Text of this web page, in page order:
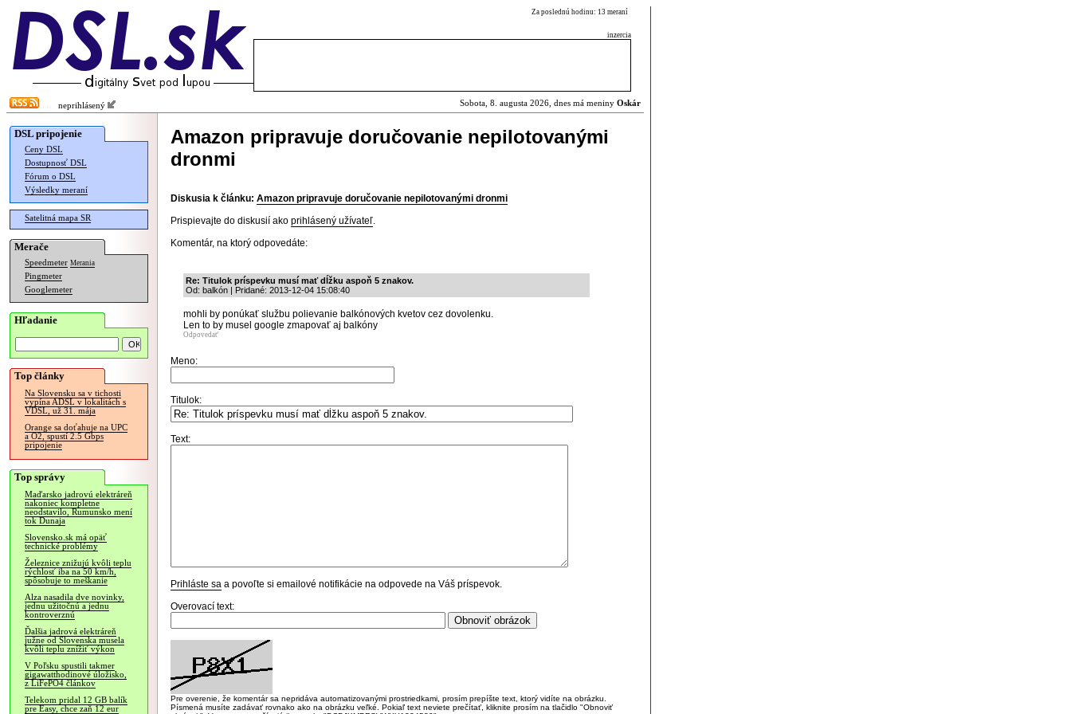
Za poslednú hodinu: 13 meraní
inzercia
neprihlásený Sobota, 8. augusta 2026, dnes má meniny Oskár
DSL pripojenie
Ceny DSL
Dostupnosť DSL
Fórum o DSL
Výsledky meraní
Satelitná mapa SR
Merače
Speedmeter Merania
Pingmeter
Googlemeter
Hľadanie
Top články
Na Slovensku sa v tichosti
vypína ADSL v lokalitách s
VDSL, už 31. mája
Orange sa doťahuje na UPC
a O2, spustí 2.5 Gbps
pripojenie
Top správy
Maďarsko jadrovú elektráreň
nakoniec kompletne
neodstavilo, Rumunsko mení
tok Dunaja
Slovensko.sk má opäť
technické problémy
Železnice znižujú kvôli teplu
rýchlosť iba na 50 km/h,
spôsobuje to meškanie
Alza nasadila dve novinky,
jednu užitočnú a jednu
kontroverznú
Ďalšia jadrová elektráreň
južne od Slovenska musela
kvôli teplu znížiť výkon
V Poľsku spustili takmer
gigawatthodinové úložisko,
z LiFePO4 článkov
Telekom pridal 12 GB balík
pre Easy, chce zaň 12 eur
Amazon pripravuje doručovanie nepilotovanými
dronmi
Diskusia k článku: Amazon pripravuje doručovanie nepilotovanými dronmi
Prispievajte do diskusií ako prihlásený užívateľ.
Komentár, na ktorý odpovedáte:
Re: Titulok príspevku musí mať dĺžku aspoň 5 znakov.
Od: balkón | Pridané: 2013-12-04 15:08:40
mohli by ponúkať službu polievanie balkónových kvetov cez dovolenku.
Len to by musel google zmapovať aj balkóny
Odpovedať
Meno:
Titulok:
Text:
Prihláste sa a povoľte si emailové notifikácie na odpovede na Váš príspevok.
Overovací text:
Pre overenie, že komentár sa nepridáva automatizovanými prostriedkami, prosím prepíšte text, ktorý vidíte na obrázku.
Písmená musíte zadávať rovnako ako na obrázku veľké. Pokiaľ text neviete prečítať, kliknite prosím na tlačidlo "Obnoviť